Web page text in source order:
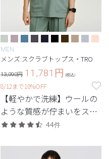
MEN
メンズ:スクラブトップス・TRO
13,090円 11,781 円 (税込)
8/12まで10%OFF
【軽やかで洗練】ウールの
ような質感が佇まいをスマ
ートに引き立てる定番シリ
44件